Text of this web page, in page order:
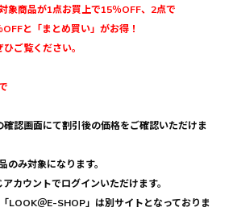
象商品が1点お買上で15％OFF、2点で
と「まとめ買い」がお得！
ご覧ください。
認画面にて割引後の価格をご確認いただけま
み対象になります。
カウントでログインいただけます。
LOOK＠E-SHOP」は別サイトとなっておりま